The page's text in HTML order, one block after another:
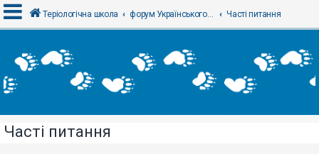
х
і
Р
Теріологічна школа форум Українського теріологічного товариства Часті питання
Часті питання